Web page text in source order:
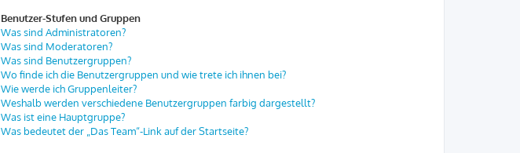
Benutzer-Stufen und Gruppen
Was sind Administratoren?
Was sind Moderatoren?
Was sind Benutzergruppen?
Wo finde ich die Benutzergruppen und wie trete ich ihnen bei?
Wie werde ich Gruppenleiter?
Weshalb werden verschiedene Benutzergruppen farbig dargestellt?
Was ist eine Hauptgruppe?
Was bedeutet der „Das Team“-Link auf der Startseite?